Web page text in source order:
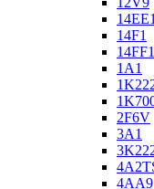
14F1
1A1
2F6V
3A1
4AA9